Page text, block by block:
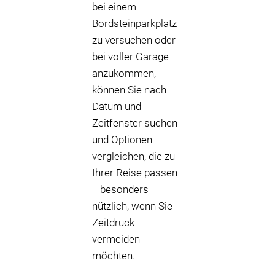
bei einem
Bordsteinparkplatz
zu versuchen oder
bei voller Garage
anzukommen,
können Sie nach
Datum und
Zeitfenster suchen
und Optionen
vergleichen, die zu
Ihrer Reise passen
—besonders
nützlich, wenn Sie
Zeitdruck
vermeiden
möchten.